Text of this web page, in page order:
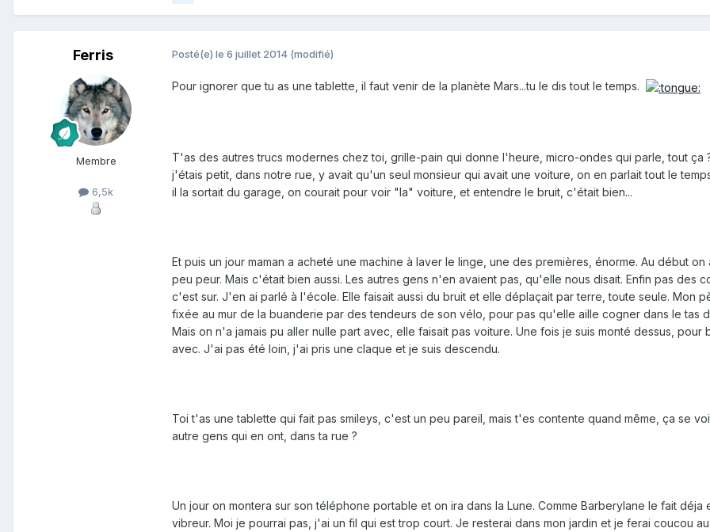
Ferris
Membre
6,5k
Posté(e) le 6 juillet 2014 (modifié)
Pour ignorer que tu as une tablette, il faut venir de la planète Mars...tu le dis tout le temps.
T'as des autres trucs modernes chez toi, grille-pain qui donne l'heure, micro-ondes qui parle, tout ça
j'étais petit, dans notre rue, y avait qu'un seul monsieur qui avait une voiture, on en parlait tout le
il la sortait du garage, on courait pour voir "la" voiture, et entendre le bruit, c'était bien...
Et puis un jour maman a acheté une machine à laver le linge, une des premières, énorme. Au début on
peu peur. Mais c'était bien aussi. Les autres gens n'en avaient pas, qu'elle nous disait. Enfin pas des
c'est sur. J'en ai parlé à l'école. Elle faisait aussi du bruit et elle déplaçait par terre, toute seule. Mon
fixée au mur de la buanderie par des tendeurs de son vélo, pour pas qu'elle aille cogner dans le tas
Mais on n'a jamais pu aller nulle part avec, elle faisait pas voiture. Une fois je suis monté dessus, pour
avec. J'ai pas été loin, j'ai pris une claque et je suis descendu.
Toi t'as une tablette qui fait pas smileys, c'est un peu pareil, mais t'es contente quand même, ça se
autre gens qui en ont, dans ta rue ?
Un jour on montera sur son téléphone portable et on ira dans la Lune. Comme Barberylane le fait déja
vibreur. Moi je pourrai pas, j'ai un fil qui est trop court. Je resterai dans mon jardin et je ferai coucou